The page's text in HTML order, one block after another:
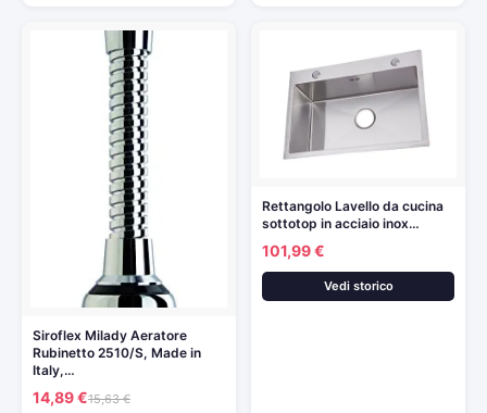
Siroflex Milady Aeratore
Rubinetto 2510/S, Made in
Italy,…
14,89 €15,63 €
Rettangolo Lavello da cucina
sottotop in acciaio inox…
101,99 €
Vedi storico